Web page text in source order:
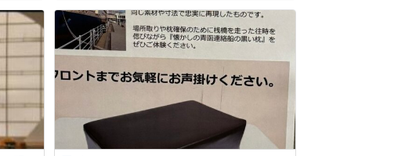
数
ス
ト
数
ね
数